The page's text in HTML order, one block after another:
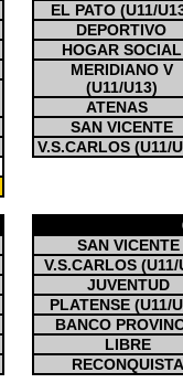
EL PATO (U11/
DEPORTIVO
HOGAR SOCIAL
MERIDIANO V
(U11/U13)
ATENAS
SAN VICENTE
V.S.CARLOS (U11/
SAN VICENTE
V.S.CARLOS (U11/
JUVENTUD
PLATENSE (U11/
BANCO
LIBRE
RECONQUISTA